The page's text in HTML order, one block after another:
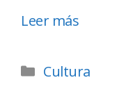
Leer más
Cultura